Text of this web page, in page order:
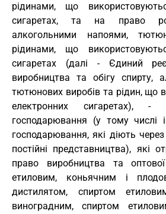
рідинами, що
сигаретах, та на право
алкогольними напоями,
рідинами, що
сигаретах (далі - Єдиний
виробництва та обігу спирту,
тютюнових виробів та рідин, що
електронних сигаретах), -
господарювання (у тому числі
господарювання, які діють через
постійні представництва), які
право виробництва та
етиловим, коньячним і
дистилятом, спиртом
виноградним, спиртом